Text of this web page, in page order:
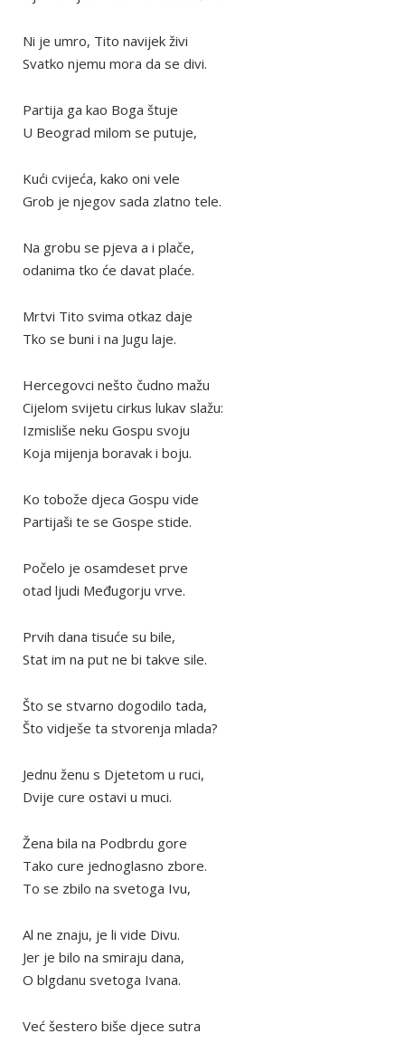
Ni je umro, Tito navijek živi
Svatko njemu mora da se divi.
Partija ga kao Boga štuje
U Beograd milom se putuje,
Kući cvijeća, kako oni vele
Grob je njegov sada zlatno tele.
Na grobu se pjeva a i plače,
odanima tko će davat plaće.
Mrtvi Tito svima otkaz daje
Tko se buni i na Jugu laje.
Hercegovci nešto čudno mažu
Cijelom svijetu cirkus lukav slažu:
Izmisliše neku Gospu svoju
Koja mijenja boravak i boju.
Ko tobože djeca Gospu vide
Partijaši te se Gospe stide.
Počelo je osamdeset prve
otad ljudi Međugorju vrve.
Prvih dana tisuće su bile,
Stat im na put ne bi takve sile.
Što se stvarno dogodilo tada,
Što vidješe ta stvorenja mlada?
Jednu ženu s Djetetom u ruci,
Dvije cure ostavi u muci.
Žena bila na Podbrdu gore
Tako cure jednoglasno zbore.
To se zbilo na svetoga Ivu,
Al ne znaju, je li vide Divu.
Jer je bilo na smiraju dana,
O blgdanu svetoga Ivana.
Već šestero biše djece sutra